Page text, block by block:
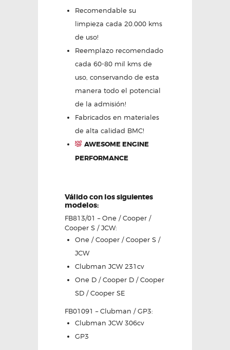
Recomendable su
limpieza cada 20.000 kms
de uso!
Reemplazo recomendado
cada 60-80 mil kms de
uso, conservando de esta
manera todo el potencial
de la admisión!
Fabricados en materiales
de alta calidad BMC!
AWESOME ENGINE
PERFORMANCE
Válido con los siguientes
modelos:
FB813/01 – One / Cooper /
Cooper S / JCW:
One / Cooper / Cooper S /
JCW
Clubman JCW 231cv
One D / Cooper D / Cooper
SD / Cooper SE
FB01091 – Clubman / GP3:
Clubman JCW 306cv
GP3